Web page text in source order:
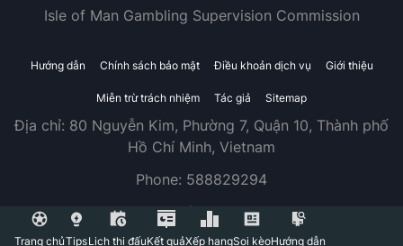
Trang chủTipsLịch thi đấuKết quảXếp hạngSoi kèoHướng dẫn
Isle of Man Gambling Supervision Commission
Hướng dẫn Chính sách bảo mật Điều khoản dịch vụ Giới thiệu
Miễn trừ trách nhiệm Tác giả Sitemap
Địa chỉ: 80 Nguyễn Kim, Phường 7, Quận 10, Thành phố
Hồ Chí Minh, Vietnam
Phone: 588829294